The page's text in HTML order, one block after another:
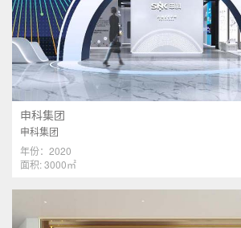
申科集团
申科集团
年份：2020
面积: 3000㎡